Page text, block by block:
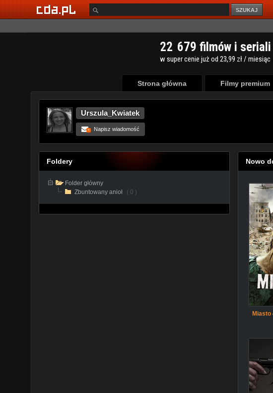
SZUKAJ
Strona główna Filmy premium
Urszula_Kwiatek
+ Napisz wiadomość
Foldery
Folder główny
Zbuntowany anioł
( 0 )
Nowo
Miasto